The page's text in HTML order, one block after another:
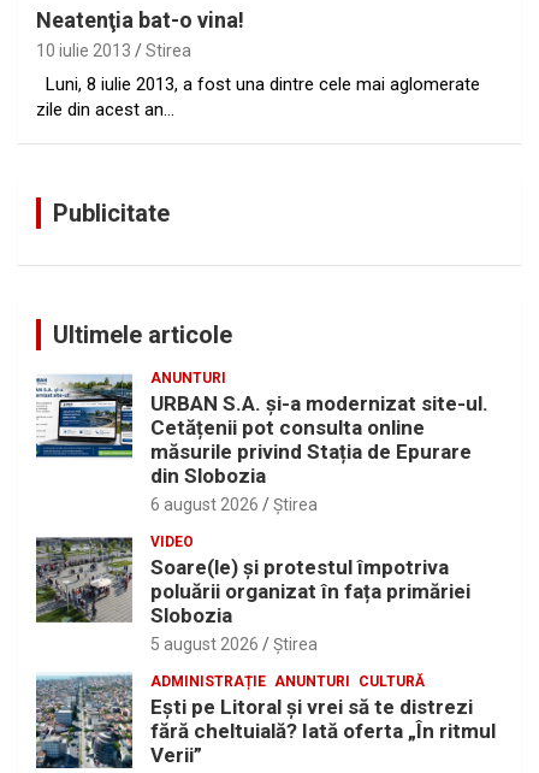
Neatenţia bat-o vina!
10 iulie 2013 Stirea
Luni, 8 iulie 2013, a fost una dintre cele mai aglomerate
zile din acest an…
Publicitate
Ultimele articole
ANUNTURI
URBAN S.A. și-a modernizat site-ul.
Cetățenii pot consulta online
măsurile privind Stația de Epurare
din Slobozia
6 august 2026 Ştirea
VIDEO
Soare(le) și protestul împotriva
poluării organizat în fața primăriei
Slobozia
5 august 2026 Ştirea
ADMINISTRAȚIE ANUNTURI CULTURĂ
Eşti pe Litoral şi vrei să te distrezi
fără cheltuială? Iată oferta „În ritmul
Verii”